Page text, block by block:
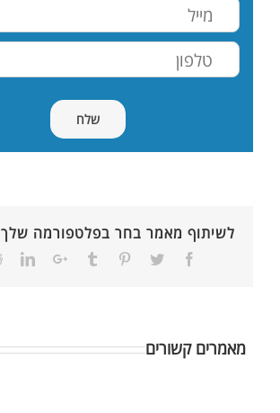
לשיתוף מאמר בחר בפלטפורמה שלך
מאמרים קשורים